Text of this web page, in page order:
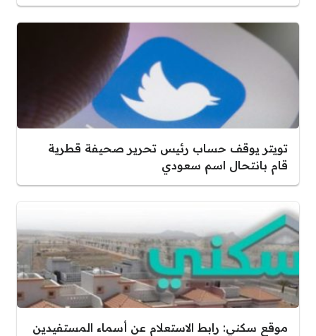
تويتر يوقف حساب رئيس تحرير صحيفة قطرية
قام بانتحال اسم سعودي
موقع سكني: رابط الاستعلام عن أسماء المستفيدين